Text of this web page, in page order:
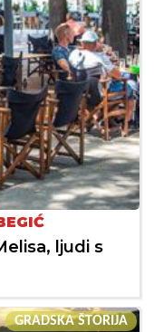
ljudi s
GRADSKA ŠTORIJA